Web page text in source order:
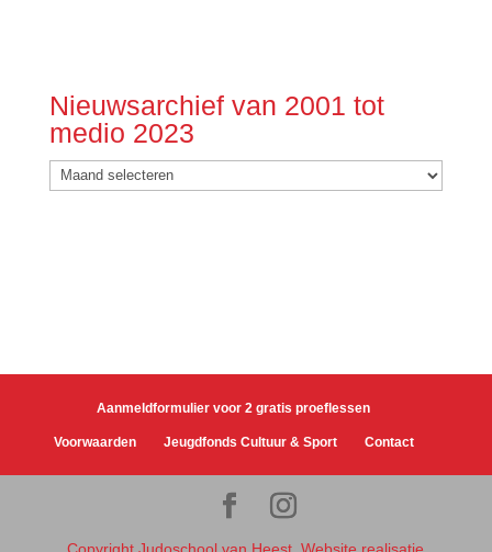
Nieuwsarchief van 2001 tot
medio 2023
Nieuwsarchief
van
Aanmeldformulier voor 2 gratis proeflessen
Voorwaarden Jeugdfonds Cultuur & Sport Contact
Copyright Judoschool van Heest. Website realisatie